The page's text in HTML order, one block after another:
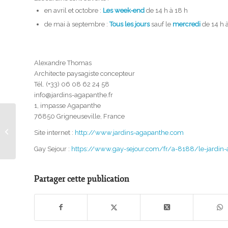
en avril et octobre : Les week-end de 14 h à 18 h
de mai à septembre :Tous les jourssauf le mercredi de 14 h
Alexandre Thomas
Architecte paysagiste concepteur
Tél. (+33) 06 08 62 24 58
info@jardins-agapanthe.fr
1, impasse Agapanthe
76850 Grigneuseville, France
Site internet : http://www.jardins-agapanthe.com
Gay Sejour : https://www.gay-sejour.com/fr/a-8188/le-jardin-
Partager cette publication
la Villa Limonade